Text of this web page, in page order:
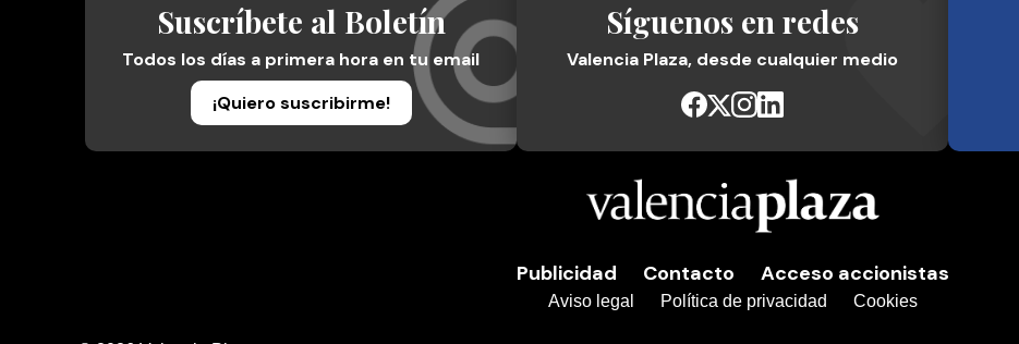
Suscríbete al Boletín
Todos los días a primera hora en tu email
¡Quiero suscribirme!
Síguenos en redes
Valencia Plaza, desde cualquier medio
Publicidad Contacto Acceso accionistas
Aviso legal Política de privacidad Cookies